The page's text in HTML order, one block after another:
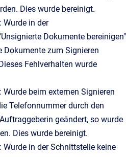
Dies wurde bereinigt.
Wurde in der
Dokumente bereinigen"
Dokumente zum Signieren
Fehlverhalten wurde
Wurde beim externen Signieren
Telefonnummer durch den
geändert, so wurde
Dies wurde bereinigt.
Wurde in der Schnittstelle keine